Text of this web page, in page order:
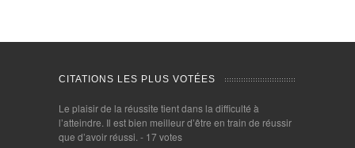
CITATIONS LES PLUS VOTÉES
Le plaisir de la réussite tient dans la difficulté à
l’atteindre. Il est bien meilleur d’être en train de réussir
que d’avoir réussi. - 17 votes